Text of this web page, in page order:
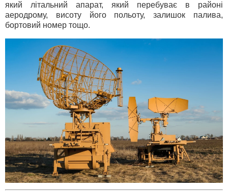
який літальний апарат, який перебуває в районі
аеродрому, висоту його польоту, залишок палива,
бортовий номер тощо.